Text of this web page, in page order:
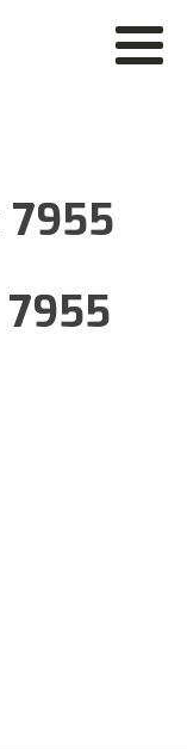
7955
7955